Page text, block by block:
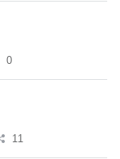
0
11